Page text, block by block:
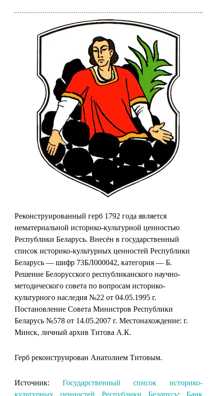
Реконструированный герб 1792 года является
нематериальной историко-культурной ценностью
Республики Беларусь. Внесён в государственный
список историко-культурных ценностей Республики
Беларусь — шифр 73БЛ000042, категория — Б.
Решение Белорусского республиканского научно-
методического совета по вопросам историко-
культурного наследия №22 от 04.05.1995 г.
Постановление Совета Министров Республики
Беларусь №578 от 14.05.2007 г. Местонахождение: г.
Минск, личный архив Титова А.К.
Герб реконструирован Анатолием Титовым.
Источник: Государственный список историко-
культурных ценностей Республики Беларусь; Банк